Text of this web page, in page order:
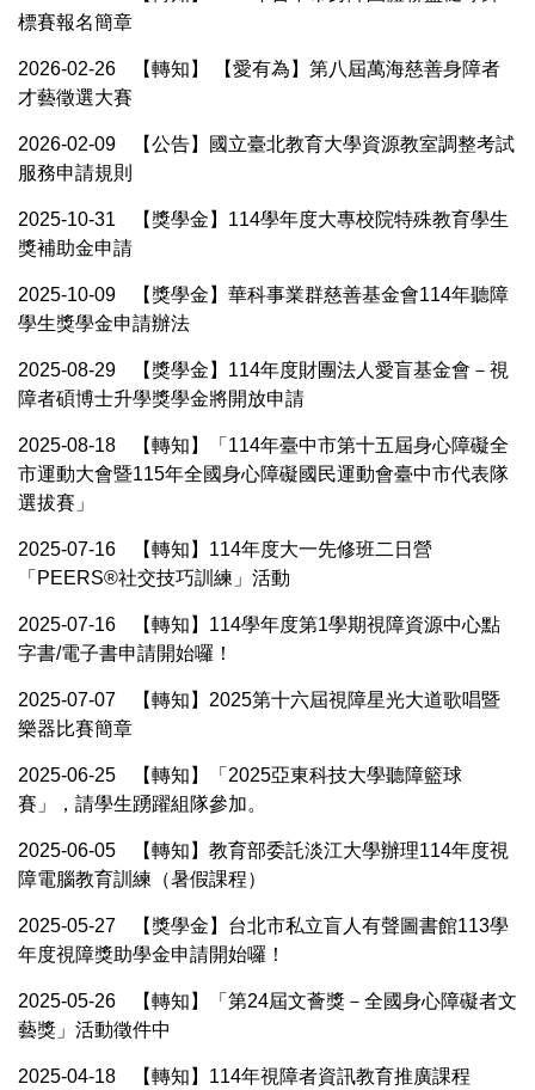
標賽報名簡章
2026-02-26
【轉知】 【愛有為】第八屆萬海慈善身障者
才藝徵選大賽
2026-02-09
【公告】國立臺北教育大學資源教室調整考試
服務申請規則
2025-10-31
【獎學金】114學年度大專校院特殊教育學生
獎補助金申請
2025-10-09
【獎學金】華科事業群慈善基金會114年聽障
學生獎學金申請辦法
2025-08-29
【獎學金】114年度財團法人愛盲基金會－視
障者碩博士升學獎學金將開放申請
2025-08-18
【轉知】「114年臺中市第十五屆身心障礙全
市運動大會暨115年全國身心障礙國民運動會臺中市代表隊
選拔賽」
2025-07-16
【轉知】114年度大一先修班二日營
「PEERS®社交技巧訓練」活動
2025-07-16
【轉知】114學年度第1學期視障資源中心點
字書/電子書申請開始囉！
2025-07-07
【轉知】2025第十六屆視障星光大道歌唱暨
樂器比賽簡章
2025-06-25
【轉知】「2025亞東科技大學聽障籃球
賽」，請學生踴躍組隊參加。
2025-06-05
【轉知】教育部委託淡江大學辦理114年度視
障電腦教育訓練（暑假課程）
2025-05-27
【獎學金】台北市私立盲人有聲圖書館113學
年度視障獎助學金申請開始囉！
2025-05-26
【轉知】「第24屆文薈獎－全國身心障礙者文
藝獎」活動徵件中
2025-04-18 【轉知】114年視障者資訊教育推廣課程